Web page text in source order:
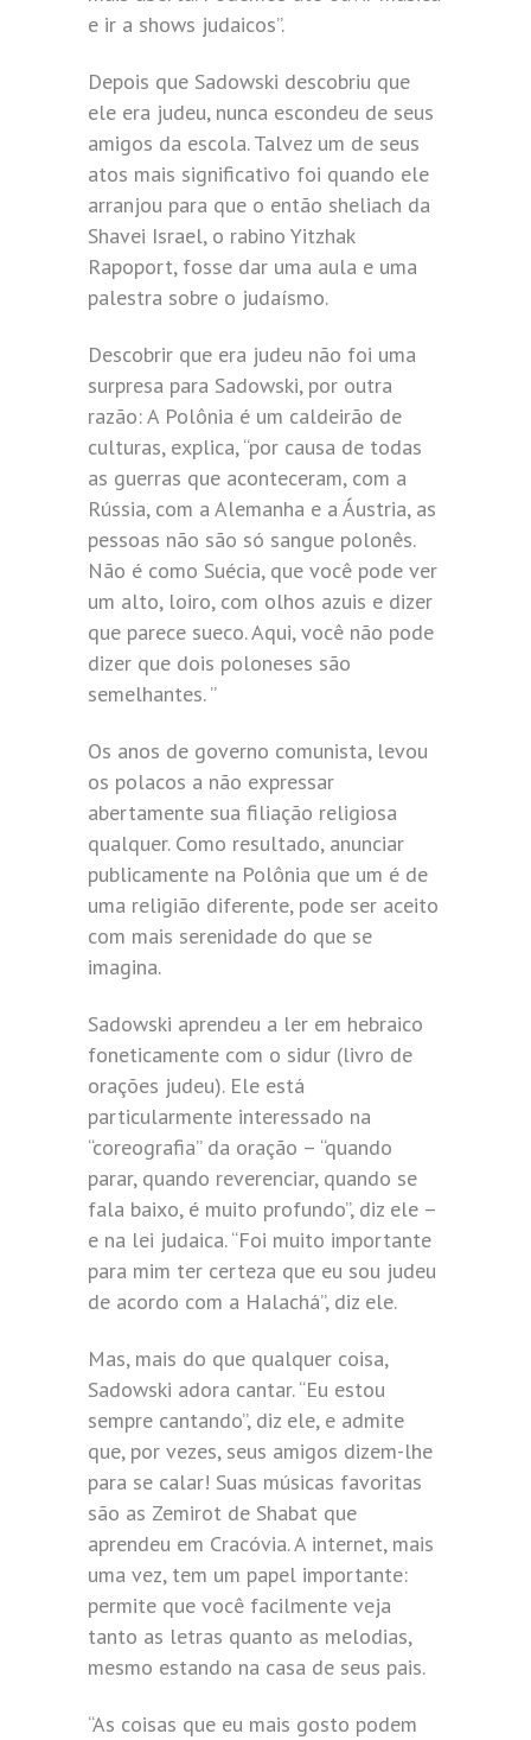
e ir a shows judaicos”.
Depois que Sadowski descobriu que
ele era judeu, nunca escondeu de seus
amigos da escola. Talvez um de seus
atos mais significativo foi quando ele
arranjou para que o então sheliach da
Shavei Israel, o rabino Yitzhak
Rapoport, fosse dar uma aula e uma
palestra sobre o judaísmo.
Descobrir que era judeu não foi uma
surpresa para Sadowski, por outra
razão: A Polônia é um caldeirão de
culturas, explica, “por causa de todas
as guerras que aconteceram, com a
Rússia, com a Alemanha e a Áustria, as
pessoas não são só sangue polonês.
Não é como Suécia, que você pode ver
um alto, loiro, com olhos azuis e dizer
que parece sueco. Aqui, você não pode
dizer que dois poloneses são
semelhantes. ”
Os anos de governo comunista, levou
os polacos a não expressar
abertamente sua filiação religiosa
qualquer. Como resultado, anunciar
publicamente na Polônia que um é de
uma religião diferente, pode ser aceito
com mais serenidade do que se
imagina.
Sadowski aprendeu a ler em hebraico
foneticamente com o sidur (livro de
orações judeu). Ele está
particularmente interessado na
“coreografia” da oração – “quando
parar, quando reverenciar, quando se
fala baixo, é muito profundo”, diz ele –
e na lei judaica. “Foi muito importante
para mim ter certeza que eu sou judeu
de acordo com a Halachá”, diz ele.
Mas, mais do que qualquer coisa,
Sadowski adora cantar. “Eu estou
sempre cantando”, diz ele, e admite
que, por vezes, seus amigos dizem-lhe
para se calar! Suas músicas favoritas
são as Zemirot de Shabat que
aprendeu em Cracóvia. A internet, mais
uma vez, tem um papel importante:
permite que você facilmente veja
tanto as letras quanto as melodias,
mesmo estando na casa de seus pais.
“As coisas que eu mais gosto podem